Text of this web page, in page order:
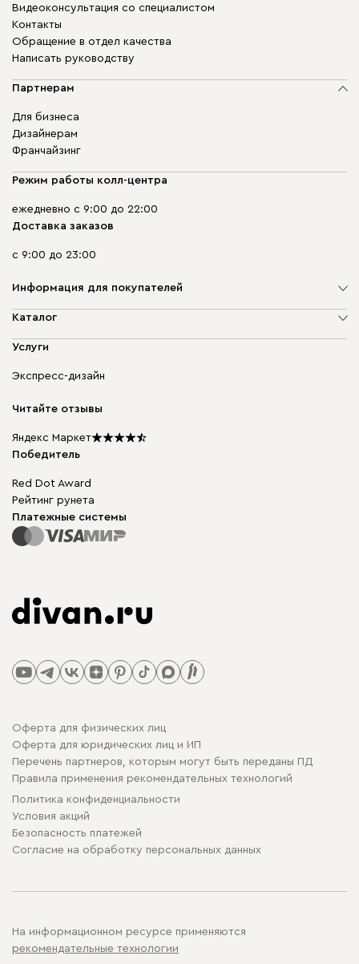
Видеоконсультация со специалистом
Контакты
Обращение в отдел качества
Написать руководству
Партнерам
Для бизнеса
Дизайнерам
Франчайзинг
Режим работы колл-центра
ежедневно с 9:00 до 22:00
Доставка заказов
с 9:00 до 23:00
Информация для покупателей
О компании
Доставка и оплата
диван.клуб
Подарочные сертификаты
Мы в прессе
Каталог
Мягкая мебель
Бескаркасная мебель
Столы и стулья
Услуги
Экспресс-дизайн
Читайте отзывы
Яндекс Маркет
Победитель
Red Dot Award
Рейтинг рунета
Платежные системы
Оферта для физических лиц
Оферта для юридических лиц и ИП
Перечень партнеров, которым могут быть переданы ПД
Правила применения рекомендательных технологий
Политика конфиденциальности
Условия акций
Безопасность платежей
Cогласие на обработку персональных данных
На информационном ресурсе применяются
рекомендательные технологии